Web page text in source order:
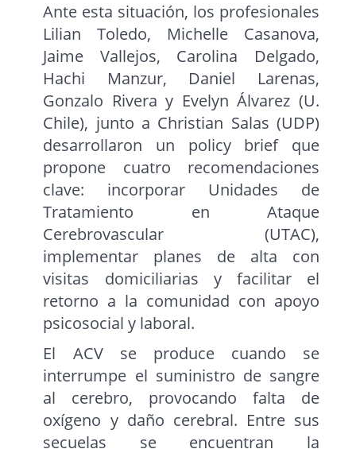
Ante esta situación, los profesionales
Lilian Toledo, Michelle Casanova,
Jaime Vallejos, Carolina Delgado,
Hachi Manzur, Daniel Larenas,
Gonzalo Rivera y Evelyn Álvarez (U.
Chile), junto a Christian Salas (UDP)
desarrollaron un policy brief que
propone cuatro recomendaciones
clave: incorporar Unidades de
Tratamiento en Ataque
Cerebrovascular (UTAC),
implementar planes de alta con
visitas domiciliarias y facilitar el
retorno a la comunidad con apoyo
psicosocial y laboral.
El ACV se produce cuando se
interrumpe el suministro de sangre
al cerebro, provocando falta de
oxígeno y daño cerebral. Entre sus
secuelas se encuentran la